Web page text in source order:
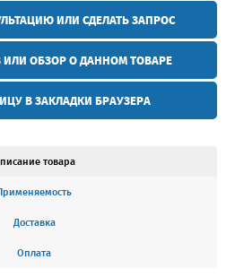
ИЛИ СДЕЛАТЬ ЗАПРОС
ИЛИ ОБЗОР О ДАННОМ ТОВАРЕ
В ЗАКЛАДКИ БРАУЗЕРА
товара
Доставка
Оплата